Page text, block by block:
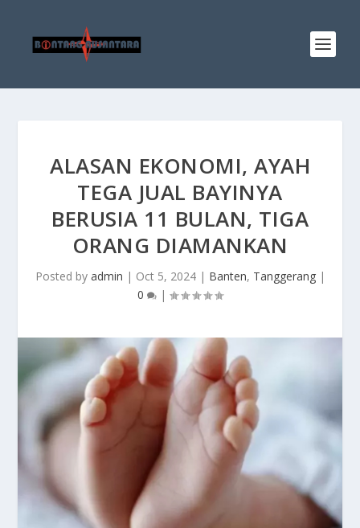
ALASAN EKONOMI, AYAH
TEGA JUAL BAYINYA
BERUSIA 11 BULAN, TIGA
ORANG DIAMANKAN
Posted by admin | Oct 5, 2024| Banten, Tanggerang|
0
|